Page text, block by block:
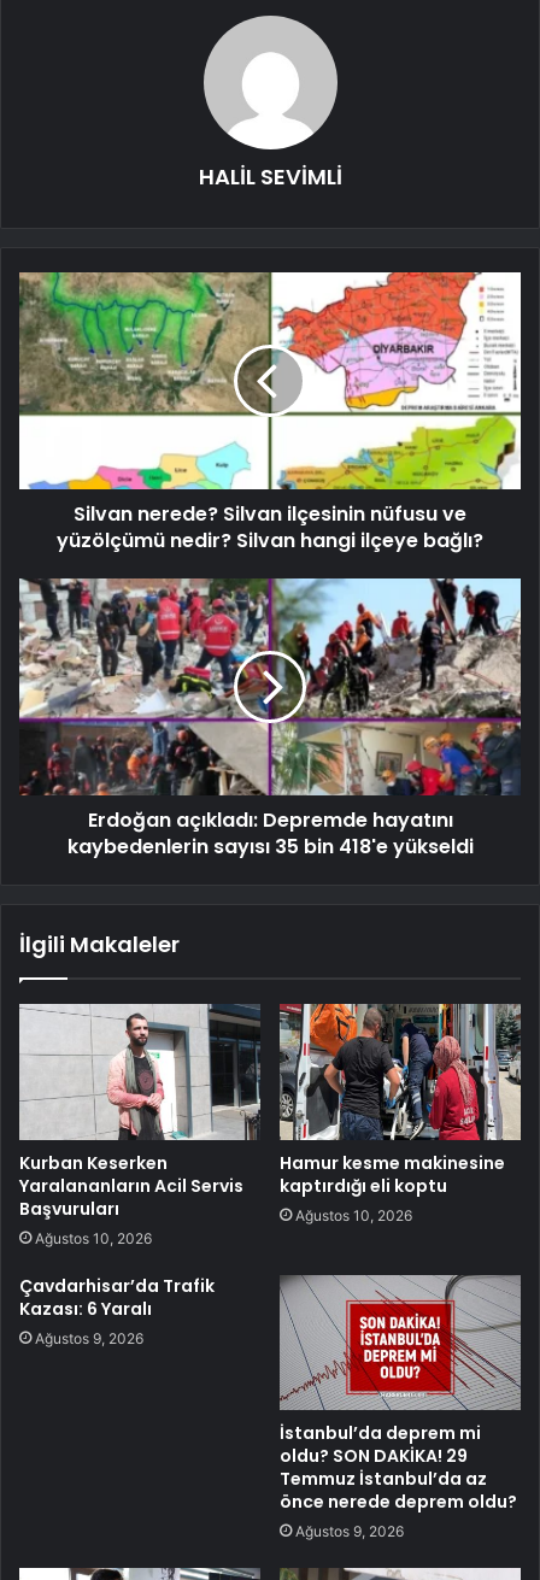
HALİL SEVİMLİ
Silvan nerede? Silvan ilçesinin nüfusu ve
yüzölçümü nedir? Silvan hangi ilçeye bağlı?
Erdoğan açıkladı: Depremde hayatını
kaybedenlerin sayısı 35 bin 418'e yükseldi
İlgili Makaleler
Kurban Keserken
Yaralananların Acil Servis
Başvuruları
Ağustos 10, 2026
Hamur kesme makinesine
kaptırdığı eli koptu
Ağustos 10, 2026
Çavdarhisar’da Trafik
Kazası: 6 Yaralı
Ağustos 9, 2026
İstanbul’da deprem mi
oldu? SON DAKİKA! 29
Temmuz İstanbul’da az
önce nerede deprem oldu?
Ağustos 9, 2026